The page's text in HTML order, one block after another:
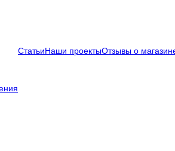
СтатьиНаши проектыОтзывы о